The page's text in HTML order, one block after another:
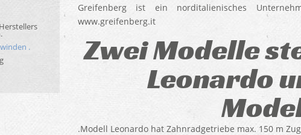
.
Greifenberg ist ein norditalienisches
www.greifenberg.it
Zwei Modelle
Leonardo
.Modell Leonardo hat Zahnradgetriebe max. 150 m